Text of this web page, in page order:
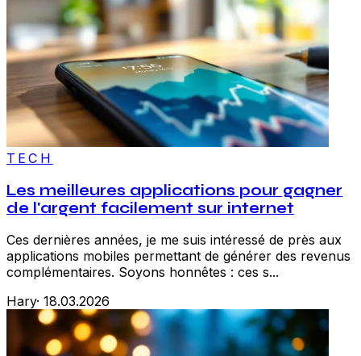
TECH
Les meilleures applications pour gagner
de l'argent facilement sur internet
Ces dernières années, je me suis intéressé de près aux
applications mobiles permettant de générer des revenus
complémentaires. Soyons honnêtes : ces s...
Hary· 18.03.2026